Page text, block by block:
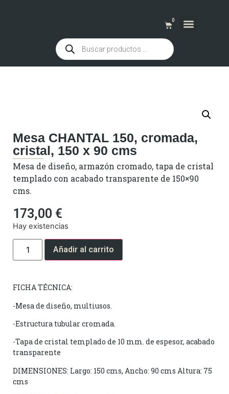
0
Mesa CHANTAL 150, cromada,
cristal, 150 x 90 cms
Mesa de diseño, armazón cromado, tapa de cristal
templado con acabado transparente de 150×90
cms.
173,00 €
Hay existencias
Añadir al carrito
FICHA TÉCNICA:
-Mesa de diseño, multiusos.
-Estructura tubular cromada.
-Tapa de cristal templado de 10 mm. de espesor, acabado
transparente
DIMENSIONES: Largo: 150 cms, Ancho: 90 cms Altura: 75
cms